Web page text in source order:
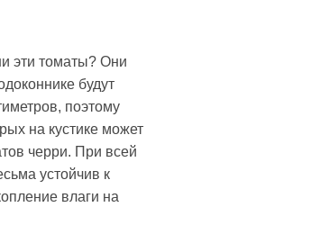
эти томаты? Они
будут
поэтому
на кустике может
черри. При всей
устойчив к
влаги на